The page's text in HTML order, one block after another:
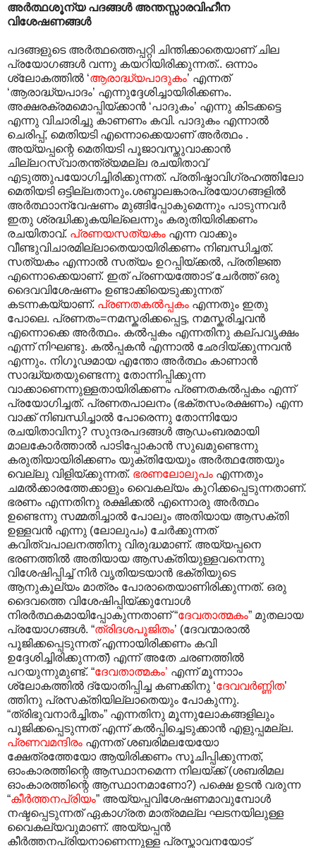
അർത്ഥശൂന്യ പദങ്ങൾ അന്തസ്സാരവിഹീന
വിശേഷണങ്ങൾ
പദങ്ങളുടെ അർത്ഥത്തെപ്പറ്റി ചിന്തിക്കാതെയാണ് ചില
പ്രയോഗങ്ങൾ വന്നു കയറിയിരിക്കുന്നത്.. ഒന്നാം
ശ്ലോകത്തിൽ ‘ആരാദ്ധ്യപാദുകം’ എന്നത്
‘ആരാദ്ധ്യപാദം’ എന്നുദ്ദേശിച്ചായിരിക്കണം.
അക്ഷരക്രമമൊപ്പിയ്ക്കാൻ ‘പാദുകം’ എന്നു കിടക്കട്ടെ
എന്നു വിചാരിച്ചു കാണണം കവി. പാദുകം എന്നാൽ
ചെരിപ്പ്, മെതിയടി എന്നൊക്കെയാണ് അർത്ഥം .
അയ്യപ്പന്റെ മെതിയടി പൂജാവസ്തുവാക്കാൻ
ചില്ലറസ്വാതന്ത്ര്യമല്ല രചയിതാവ്
എടുത്തുപയോഗിച്ചിരിക്കുന്നത്. പ്രതിഷ്ഠാവിഗ്രഹത്തിലോ
മെതിയടി ഒട്ടില്ലതാനും.ശബ്ദാലങ്കാരപ്രയോഗങ്ങളിൽ
അർത്ഥാ‍ാന്വേഷണം മുങ്ങിപ്പോകുമെന്നും പാടുന്നവർ
ഇതു ശ്രദ്ധിക്കുകയില്ലെന്നും കരുതിയിരിക്കണം
രചയിതാവ്. പ്രണയസത്യകം എന്ന വാക്കും
വീണ്ടുവിചാരമില്ലാതെയായിരിക്കണം നിബന്ധിച്ചത്.
സത്യകം എന്നാൽ സത്യം ഉറപ്പിയ്ക്കൽ, പ്രതിജ്ഞ
എന്നൊക്കെയാണ്. ഇത് പ്രണയത്തോട് ചേർത്ത് ഒരു
ദൈവവിശേഷണം ഉണ്ടാക്കിയെടുക്കുന്നത്
കടന്നകയ്യാണ്. പ്രണതകൽപ്പകം എന്നതും ഇതു
പോലെ. പ്രണതം=നമസ്കരിക്കപ്പെട്ട, നമസ്കരിച്ചവൻ
എന്നൊക്കെ അർത്ഥം. കൽ‌പ്പകം എന്നതിനു കല്പവൃക്ഷം
എന്ന് നിഘണ്ടു. കൽ‌പ്പകൻ എന്നാൽ ഛേദിയ്ക്കുന്നവൻ
എന്നും. നിഗൂഢമായ എന്തോ അർത്ഥം കാണാൻ
സാദ്ധ്യതയുണ്ടെന്നു തോന്നിപ്പിക്കുന്ന
വാക്കാണെന്നുള്ളതായിരിക്കണം പ്രണതകൽ‌പ്പകം എന്ന്
പ്രയോഗിച്ചത്. പ്രണതപാലനം (ഭക്തസംരക്ഷണം) എന്ന
വാക്ക് നിബന്ധിച്ചാൽ പോരെന്നു തോന്നിയോ
രചയിതാവിനു? സുന്ദരപദങ്ങൾ ആഡംബരമായി
മാലകോർത്താൽ പാടിപ്പോകാൻ സുഖമുണ്ടെന്നു
കരുതിയായിരിക്കണം യുക്തിയേയും അർത്ഥത്തേയും
വെല്ലു വിളിയ്ക്കുന്നത്. ഭരണലോലുപം എന്നതും
ചമൽക്കാരത്തേക്കാളും വൈകല്യം കുറിക്കപ്പെടുന്നതാണ്.
ഭരണം എന്നതിനു രക്ഷിക്കൽ എന്നൊരു അർത്ഥം
ഉണ്ടെന്നു സമ്മതിച്ചാൽ പോലും അതിയായ ആസക്തി
ഉള്ളവൻ എന്നു (ലോലുപം) ചേർക്കുന്നത്
കവിത്വപാലനത്തിനു വിരുദ്ധമാണ്. അയ്യപ്പനെ
ഭരണത്തിൽ അതിയായ ആസക്തിയുള്ളവനെന്നു
വിശേഷിപ്പിച്ച് നിർ വൃതിയടയാൻ ഭക്തിയുടെ
ആനുകൂല്യം മാത്രം പോരാതെയാണിരിക്കുന്നത്. ഒരു
ദൈവത്തെ വിശേഷിപ്പിയ്ക്കുമ്പോൾ
നിരർത്ഥകമായിപ്പോകുന്നതാണ് “ദേവതാത്മകം” മുതലായ
പ്രയോഗങ്ങൾ. “ത്രിദശപൂജിതം’ (ദേവന്മാരാൽ
പൂജിക്കപ്പെടുന്നത് എന്നായിരിക്കണം കവി
ഉദ്ദേശിച്ചിരിക്കുന്നത്) എന്ന് അതേ ചരണത്തിൽ
പറയുന്നുമുണ്ട്. “ദേവതാത്മകം’ എന്ന് മൂന്നാ‍ാം
ശ്ലോകത്തിൽ ദ്യോതിപ്പിച്ച കണക്കിനു ‘ദേവവർണ്ണിത’
ത്തിനു പ്രസക്തിയില്ലാതെയും പോകുന്നു.
“ത്രിഭുവനാർച്ചിതം” എന്നതിനു മൂന്നുലോകങ്ങളിലും
പൂജിക്കപ്പെടുന്നത് എന്ന് കൽ‌പ്പിച്ചെടുക്കാൻ എളുപ്പമല്ല.
പ്രണവമന്ദിരം എന്നത് ശബരിമലയേയോ
ക്ഷേത്രത്തേയോ ആയിരിക്കണം സൂചിപ്പിക്കുന്നത്,
ഓംകാരത്തിന്റെ ആസ്ഥാനമെന്ന നിലയ്ക്ക് (ശബരിമല
ഓംകാരത്തിന്റെ ആസ്ഥാനമാണോ?) പക്ഷെ ഉടൻ വരുന്ന
“കീർത്തനപ്രിയം” അയ്യപ്പവിശേഷണമാവുമ്പോൾ
നഷ്ടപ്പെടുന്നത് ഏകാഗ്രത മാത്രമല്ല ഘടനയിലുള്ള
വൈകല്യവുമാണ്. അയ്യപ്പൻ
കീർത്തനപ്രിയനാണെന്നുള്ള പ്രസ്താവനയോട്